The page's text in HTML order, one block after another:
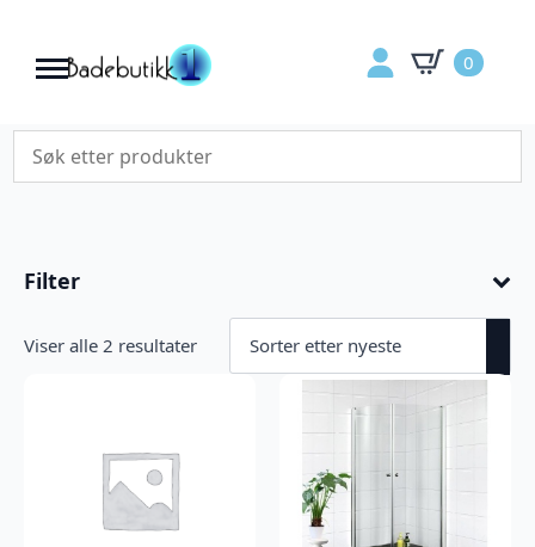
0
Filter
Viser alle 2 resultaterSortert
etter